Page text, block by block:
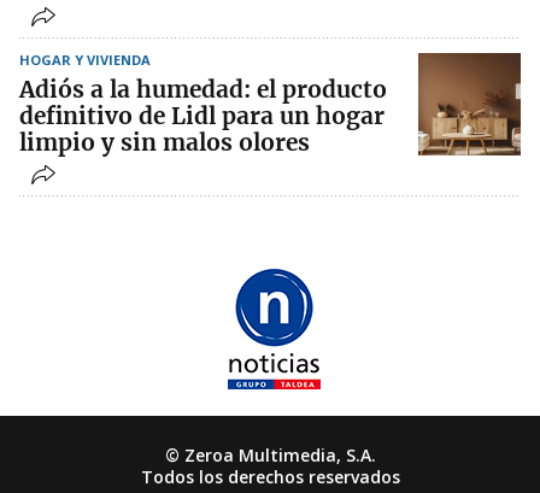
HOGAR Y VIVIENDA
Adiós a la humedad: el producto
definitivo de Lidl para un hogar
limpio y sin malos olores
© Zeroa Multimedia, S.A.
Todos los derechos reservados